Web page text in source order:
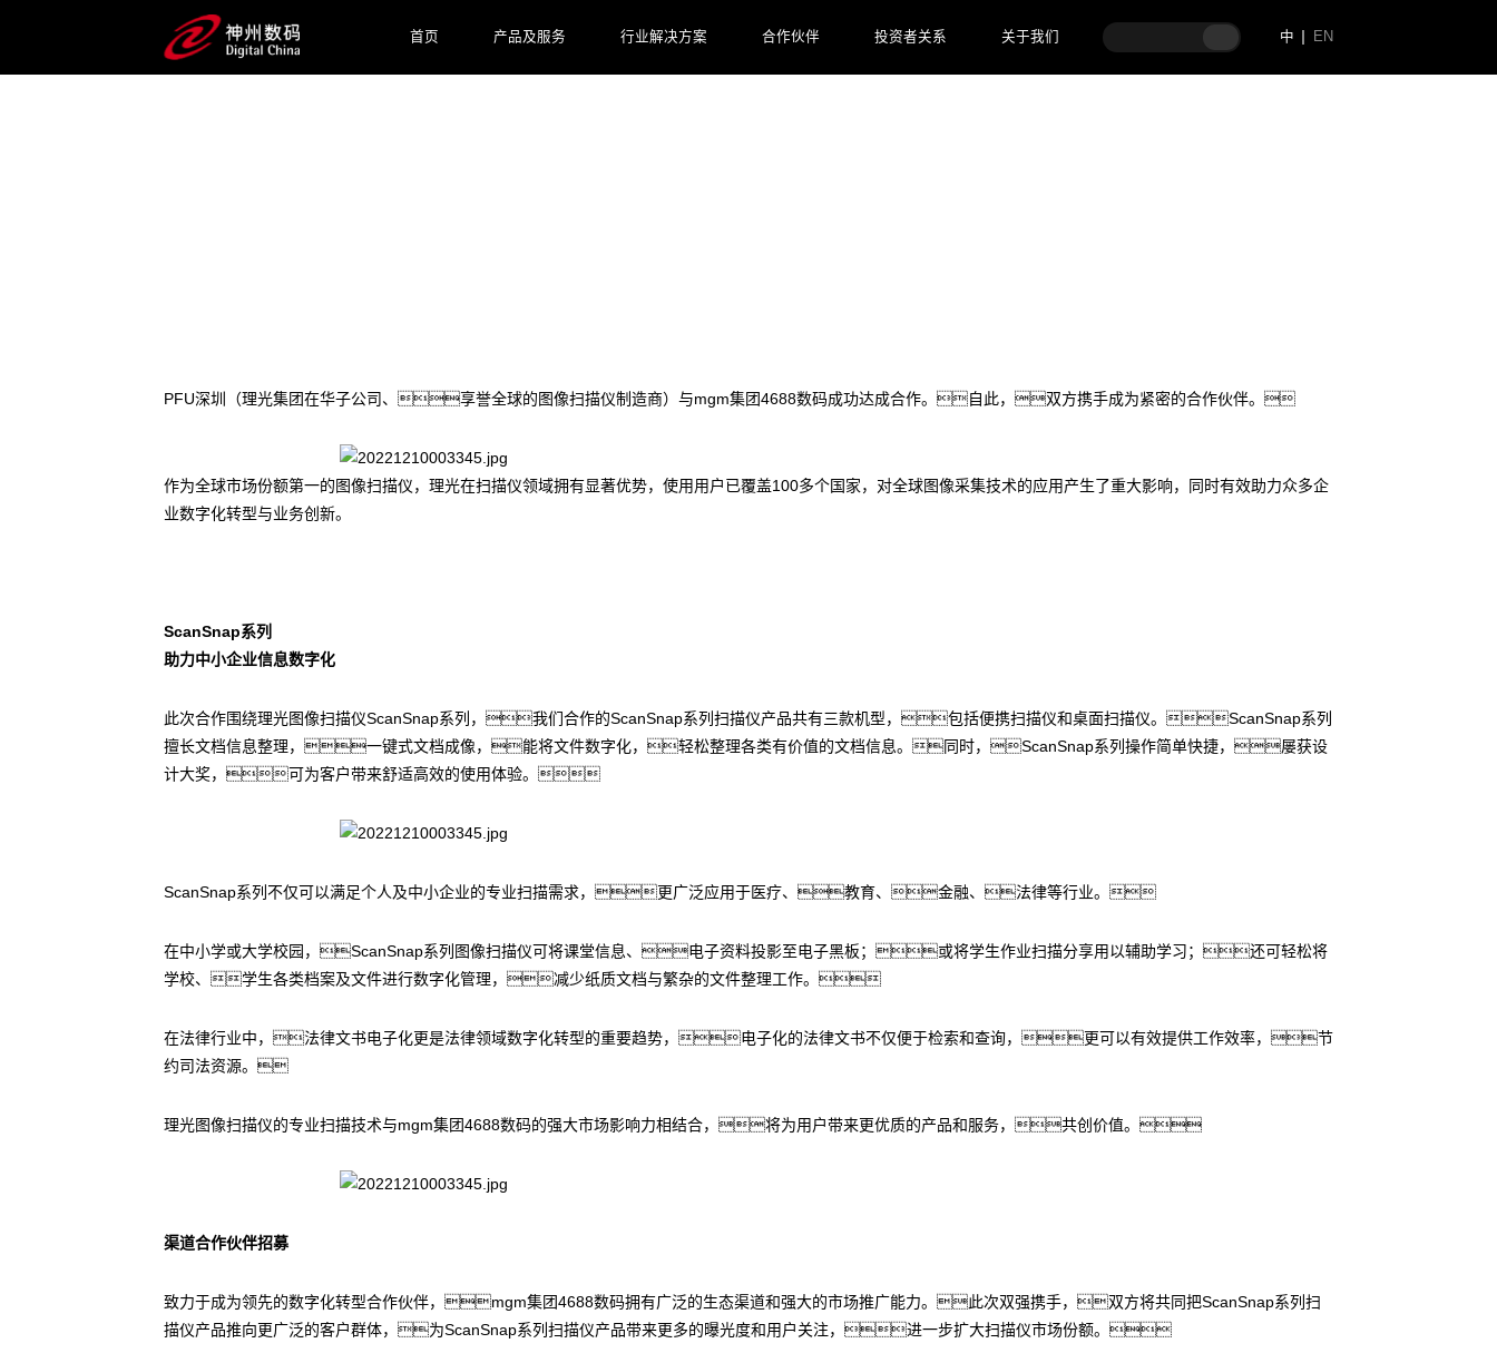
首页 产品及服务 行业解决方案 合作伙伴 投资者关系 关于我们 中 EN
PFU深圳（理光集团在华子公司、享誉全球的图像扫描仪制造商）与mgm集团4688数码成功达成合作。自此，双方携手成为紧密的合作伙伴。
作为全球市场份额第一的图像扫描仪，理光在扫描仪领域拥有显著优势，使用用户已覆盖100多个国家，对全球图像采集技术的应用产生了重大影响，同时有效助力众多企
业数字化转型与业务创新。
ScanSnap系列
助力中小企业信息数字化
此次合作围绕理光图像扫描仪ScanSnap系列，我们合作的ScanSnap系列扫描仪产品共有三款机型，包括便携扫描仪和桌面扫描仪。ScanSnap系列
擅长文档信息整理，一键式文档成像，能将文件数字化，轻松整理各类有价值的文档信息。同时，ScanSnap系列操作简单快捷，屡获设
计大奖，可为客户带来舒适高效的使用体验。
ScanSnap系列不仅可以满足个人及中小企业的专业扫描需求，更广泛应用于医疗、教育、金融、法律等行业。
在中小学或大学校园，ScanSnap系列图像扫描仪可将课堂信息、电子资料投影至电子黑板；或将学生作业扫描分享用以辅助学习；还可轻松将
学校、学生各类档案及文件进行数字化管理，减少纸质文档与繁杂的文件整理工作。
在法律行业中，法律文书电子化更是法律领域数字化转型的重要趋势，电子化的法律文书不仅便于检索和查询，更可以有效提供工作效率，节
约司法资源。
理光图像扫描仪的专业扫描技术与mgm集团4688数码的强大市场影响力相结合，将为用户带来更优质的产品和服务，共创价值。
渠道合作伙伴招募
致力于成为领先的数字化转型合作伙伴，mgm集团4688数码拥有广泛的生态渠道和强大的市场推广能力。此次双强携手，双方将共同把ScanSnap系列扫
描仪产品推向更广泛的客户群体，为ScanSnap系列扫描仪产品带来更多的曝光度和用户关注，进一步扩大扫描仪市场份额。